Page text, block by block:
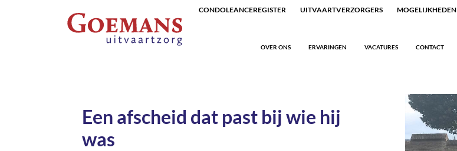
CONDOLEANCEREGISTER UITVAARTVERZORGERS MOGELIJKHEDEN
OVER ONS ERVARINGEN VACATURES CONTACT
Een afscheid dat past bij wie hij
was